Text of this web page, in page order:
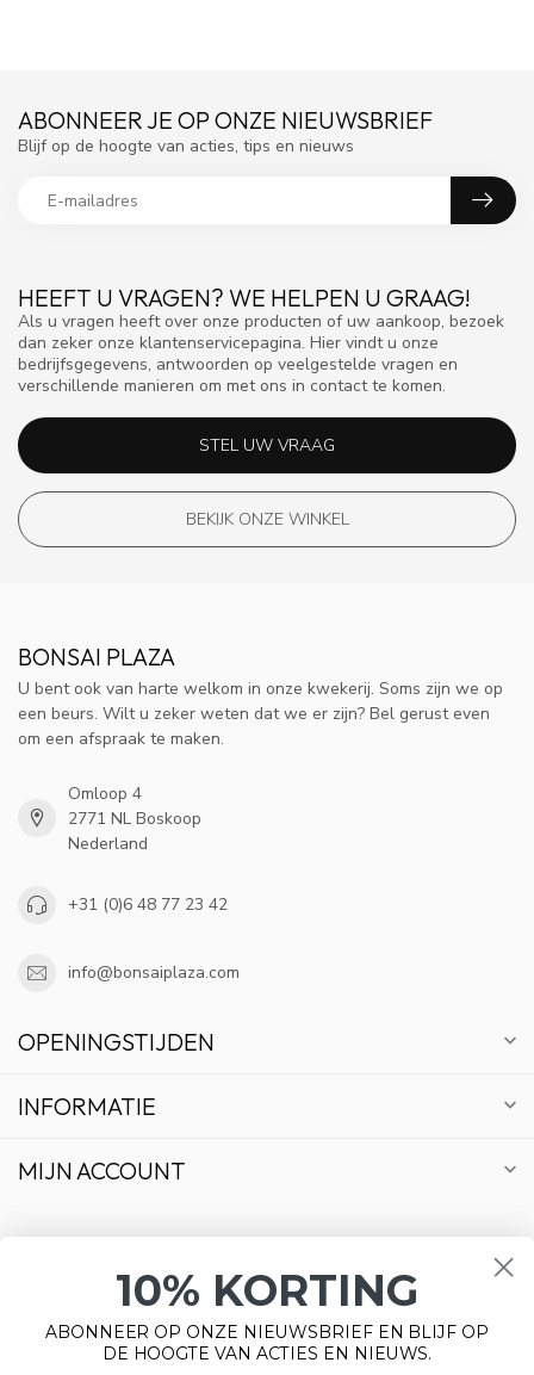
HEEFT U VRAGEN? WE HELPEN U GRAAG!
Als u vragen heeft over onze producten of uw aankoop, bezoek
dan zeker onze klantenservicepagina. Hier vindt u onze
bedrijfsgegevens, antwoorden op veelgestelde vragen en
verschillende manieren om met ons in contact te komen.
STEL UW VRAAG
BEKIJK ONZE WINKEL
ABONNEER JE OP ONZE NIEUWSBRIEF
Blijf op de hoogte van acties, tips en nieuws
BONSAI PLAZA
U bent ook van harte welkom in onze kwekerij. Soms zijn we op
een beurs. Wilt u zeker weten dat we er zijn? Bel gerust even
om een afspraak te maken.
Omloop 4
2771 NL Boskoop
Nederland
+31 (0)6 48 77 23 42
info@bonsaiplaza.com
OPENINGSTIJDEN
INFORMATIE
MIJN ACCOUNT
10% KORTING
ABONNEER OP ONZE NIEUWSBRIEF EN BLIJF OP
DE HOOGTE VAN ACTIES EN NIEUWS.